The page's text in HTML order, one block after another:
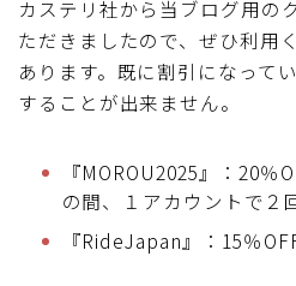
カステリ社から当ブログ用の
ただきましたので、ぜひ利用
あります。既に割引になって
することが出来ません。
『MOROU2025』：20％
の間、１アカウントで２
『RideJapan』：15％